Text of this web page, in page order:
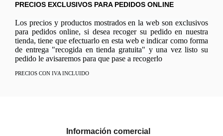
PRECIOS EXCLUSIVOS PARA PEDIDOS ONLINE
Los precios y productos mostrados en la web son exclusivos
para pedidos online, si desea recoger su pedido en nuestra
tienda, tiene que efectuarlo en esta web e indicar como forma
de entrega "recogida en tienda gratuita" y una vez listo su
pedido le avisaremos para que pase a recogerlo
PRECIOS CON IVA INCLUIDO
Información comercial